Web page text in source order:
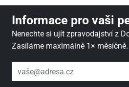
Informace pro vaši
Nenechte si ujít zpravodajství z
Zasíláme maximálně 1× měsíčně.
váš email